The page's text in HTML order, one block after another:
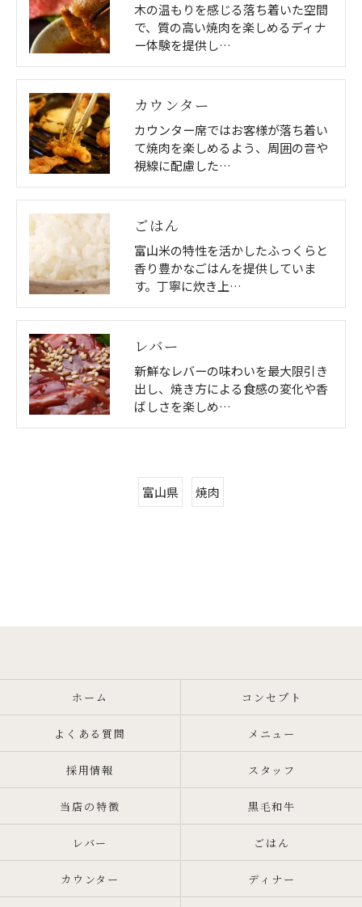
木の温もりを感じる落ち着いた空間
で、質の高い焼肉を楽しめるディナ
ー体験を提供し…
カウンター
カウンター席ではお客様が落ち着い
て焼肉を楽しめるよう、周囲の音や
視線に配慮した…
ごはん
富山米の特性を活かしたふっくらと
香り豊かなごはんを提供していま
す。丁寧に炊き上…
レバー
新鮮なレバーの味わいを最大限引き
出し、焼き方による食感の変化や香
ばしさを楽しめ…
富山県 焼肉
ホーム コンセプト
よくある質問 メニュー
採用情報 スタッフ
当店の特徴 黒毛和牛
レバー ごはん
カウンター ディナー